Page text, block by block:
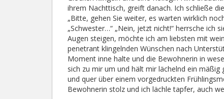
ihrem Nachttisch, greift danach. Ich schließe
„Bitte, gehen Sie weiter, es warten wirklich
„Schwester…“ „Nein, jetzt nicht!“ herrsche ich
Augen steigen, möchte ich am liebsten mit
penetrant klingelnden Wünschen nach
Moment inne halte und die Bewohnerin in
sich zu mir um und hält mir lächelnd ein
und quer über einem vorgedruckten
Bewohnerin stolz und ich lächle tapfer, auch